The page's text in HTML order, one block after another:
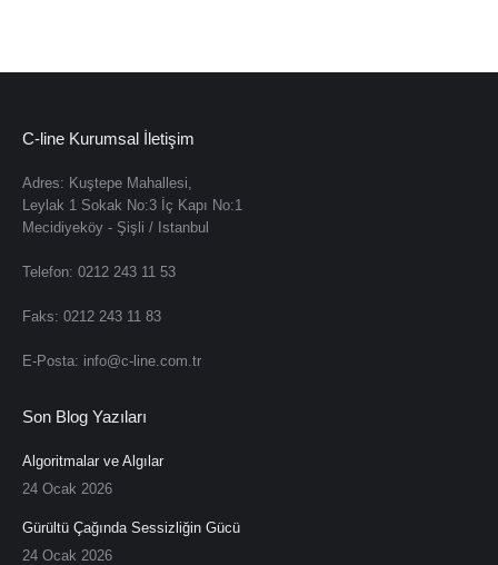
C-line Kurumsal İletişim
Adres: Kuştepe Mahallesi,
Leylak 1 Sokak No:3 İç Kapı No:1
Mecidiyeköy - Şişli / Istanbul
Telefon: 0212 243 11 53
Faks: 0212 243 11 83
E-Posta: info@c-line.com.tr
Son Blog Yazıları
Algoritmalar ve Algılar
24 Ocak 2026
Gürültü Çağında Sessizliğin Gücü
24 Ocak 2026